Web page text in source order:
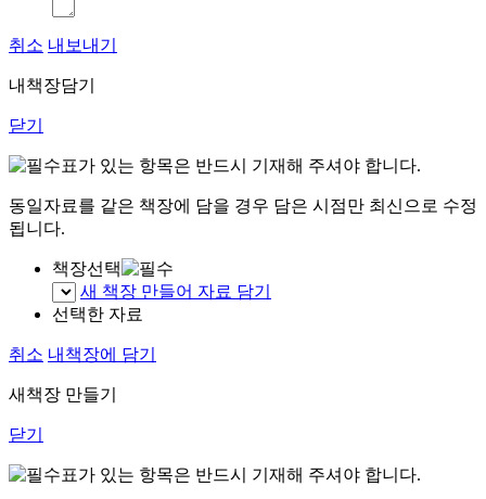
취소 내보내기
내책장담기
닫기
표가 있는 항목은 반드시 기재해 주셔야 합니다.
동일자료를 같은 책장에 담을 경우 담은 시점만 최신으로 수정
됩니다.
책장선택
새 책장 만들어 자료 담기
선택한 자료
취소 내책장에 담기
새책장 만들기
닫기
표가 있는 항목은 반드시 기재해 주셔야 합니다.